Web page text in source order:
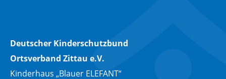
Deutscher Kinderschutzbund
Ortsverband Zittau e.V.
Kinderhaus „Blauer ELEFANT“